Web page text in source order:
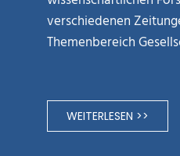
verschiedenen
Themenbereich
WEITERLESEN >>